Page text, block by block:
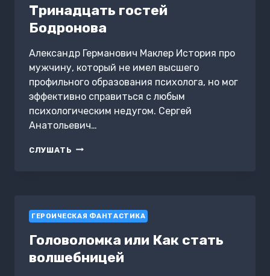
Тринадцать гостей
Бодронова
Александр Германович Маклер История про
мужчину, который не имел высшего
профильного образования психолога, но мог
эффективно справиться с любым
психологическим недугом. Сергей
Анатольевич…
СЛУШАТЬ ТРИНАДЦАТЬ
ГЕРОИЧЕСКАЯ ФАНТАСТИКА
Головоломка или Как стать
волшебницей